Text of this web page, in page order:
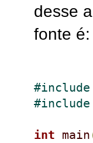
desse
fonte é:
#include
#include
int main